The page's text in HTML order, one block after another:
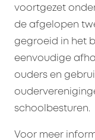
voortgezet
de afgelopen
gegroeid in het
eenvoudige
ouders en
schoolbesturen.
Voor meer